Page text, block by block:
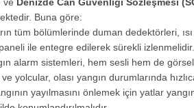
Buna göre:
tüm bölümlerinde duman dedektörleri,
ile entegre edilerek sürekli izlenmelidir.
alarm sistemleri, hem sesli hem de
yolcular, olası yangın durumlarında
yayılmasını önlemek için yatlar